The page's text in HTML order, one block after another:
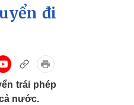
Khởi nghiệp
Doanh nghiệp
Thông tin doanh nghiệp
đi
trái phép
nước.